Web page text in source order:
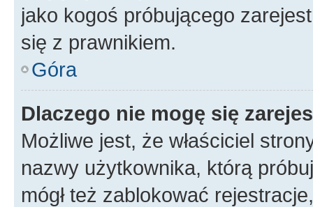
jako kogoś próbującego
się z prawnikiem.
Góra
Dlaczego nie mogę się
Możliwe jest, że właściciel
nazwy użytkownika, którą
mógł też zablokować